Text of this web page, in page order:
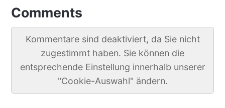
Comments
Kommentare sind deaktiviert, da Sie nicht
zugestimmt haben. Sie können die
entsprechende Einstellung innerhalb unserer
"Cookie-Auswahl" ändern.